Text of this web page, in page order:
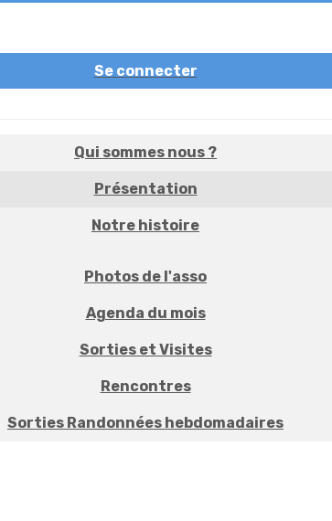
Se connecter
Qui sommes nous ?
Présentation
Notre histoire
Photos de l'asso
Agenda du mois
Sorties et Visites
Rencontres
Sorties Randonnées hebdomadaires